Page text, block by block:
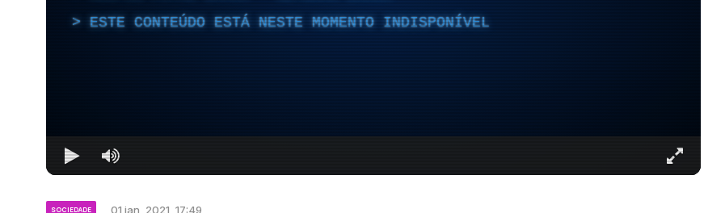
ESTE CONTEÚDO ESTÁ NESTE MOMENTO INDISPONÍVEL
SOCIEDADE 01 jan, 2021, 17:49